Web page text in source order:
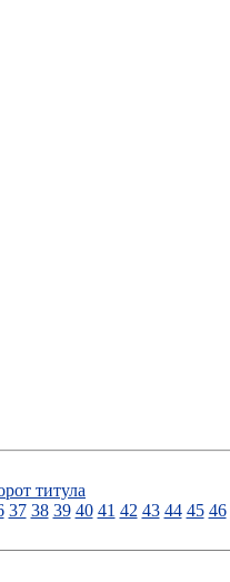
титула
37 38 39 40 41 42 43 44 45 46